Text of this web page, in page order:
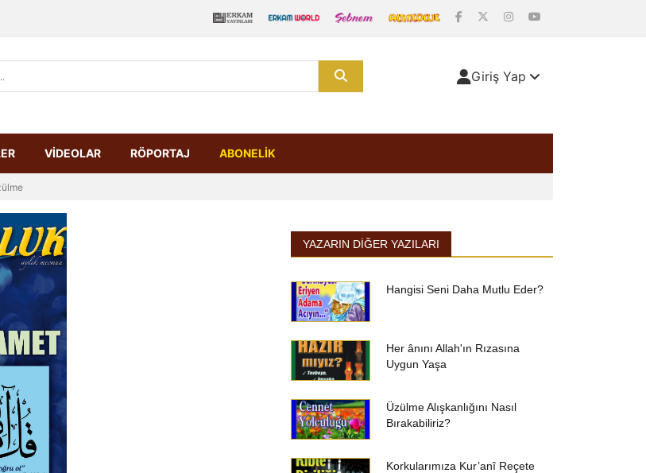
Giriş Yap
VİDEOLAR RÖPORTAJ ABONELİK
YAZARIN DIĞER YAZILARI
Hangisi Seni Daha Mutlu Eder?
Her ânını Allah'ın Rızasına
Uygun Yaşa
Üzülme Alışkanlığını Nasıl
Bırakabiliriz?
Korkularımıza Kur’anî Reçete